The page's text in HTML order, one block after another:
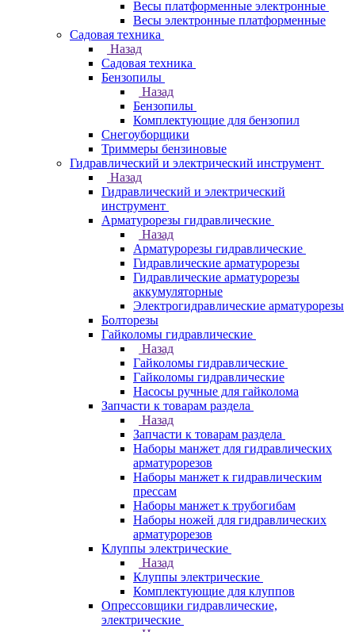
Весы платформенные электронные
Весы электронные платформенные
Садовая техника
Назад
Садовая техника
Бензопилы
Назад
Бензопилы
Комплектующие для бензопил
Снегоуборщики
Триммеры бензиновые
Гидравлический и электрический инструмент
Назад
Гидравлический и электрический
инструмент
Арматурорезы гидравлические
Назад
Арматурорезы гидравлические
Гидравлические арматурорезы
Гидравлические арматурорезы
аккумуляторные
Электрогидравлические арматурорезы
Болторезы
Гайколомы гидравлические
Назад
Гайколомы гидравлические
Гайколомы гидравлические
Насосы ручные для гайколома
Запчасти к товарам раздела
Назад
Запчасти к товарам раздела
Наборы манжет для гидравлических
арматурорезов
Наборы манжет к гидравлическим
прессам
Наборы манжет к трубогибам
Наборы ножей для гидравлических
арматурорезов
Клуппы электрические
Назад
Клуппы электрические
Комплектующие для клуппов
Опрессовщики гидравлические,
электрические